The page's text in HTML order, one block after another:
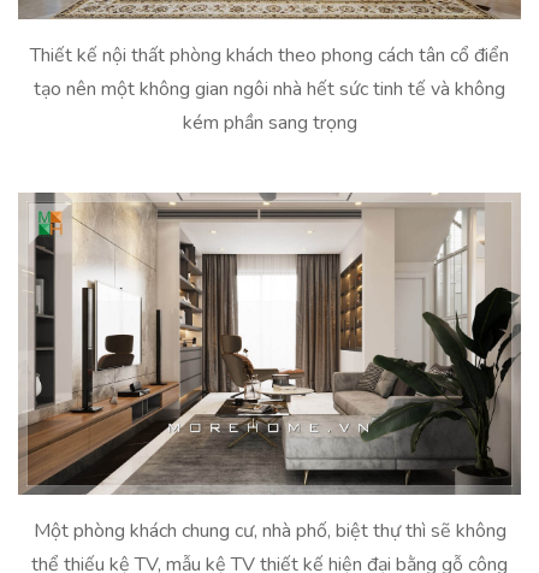
Thiết kế nội thất phòng khách theo phong cách tân cổ điển
tạo nên một không gian ngôi nhà hết sức tinh tế và không
kém phần sang trọng
Một phòng khách chung cư, nhà phố, biệt thự thì sẽ không
thể thiếu kệ TV, mẫu kệ TV thiết kế hiện đại bằng gỗ công